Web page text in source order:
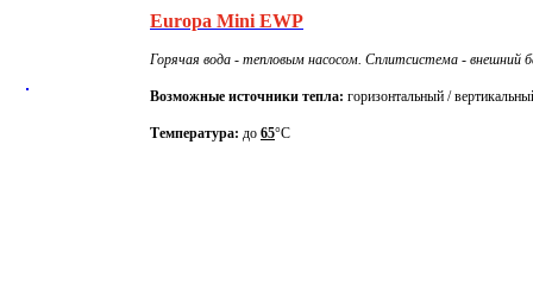
Europa Mini EWP
Горячая вода - тепловым насосом. Сплитсистема - внешний
Возможные источники тепла: горизонтальный /
Температура: до 65°C